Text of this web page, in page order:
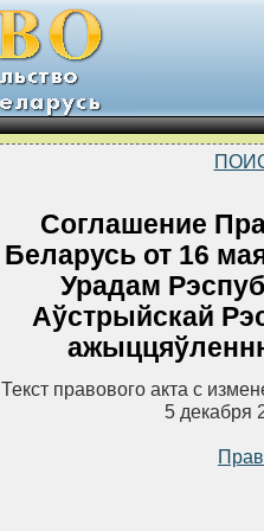
Соглашение
Беларусь от 16
Урадам
Аўстрыйскай
Текст правового акта с
5 декабря